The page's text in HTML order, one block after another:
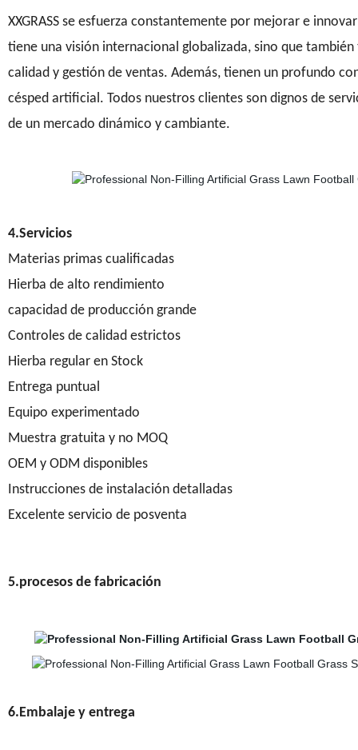
XXGRASS se esfuerza constantemente por mejorar e
tiene una visión internacional globalizada, sino que
calidad y gestión de ventas. Además, tienen un profundo
césped artificial. Todos nuestros clientes son dignos de
de un mercado dinámico y cambiante.
4.Servicios
Materias primas cualificadas
Hierba de alto rendimiento
capacidad de producción grande
Controles de calidad estrictos
Hierba regular en Stock
Entrega puntual
Equipo experimentado
Muestra gratuita y no MOQ
OEM y ODM disponibles
Instrucciones de instalación detalladas
Excelente servicio de posventa
5.procesos de fabricación
6.Embalaje y entrega